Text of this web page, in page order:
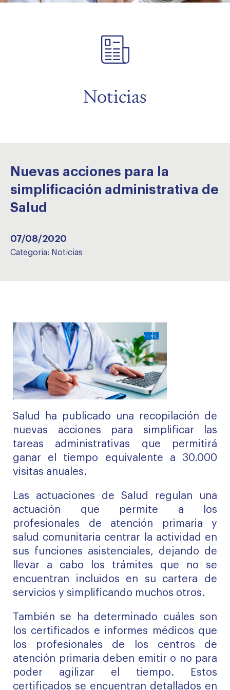
Noticias
Nuevas acciones para la
simplificación administrativa de
Salud
07/08/2020
Categoria: Noticias
Salud ha publicado una recopilación de
nuevas acciones para simplificar las
tareas administrativas que permitirá
ganar el tiempo equivalente a 30.000
visitas anuales.
Las actuaciones de Salud regulan una
actuación que permite a los
profesionales de atención primaria y
salud comunitaria centrar la actividad en
sus funciones asistenciales, dejando de
llevar a cabo los trámites que no se
encuentran incluidos en su cartera de
servicios y simplificando muchos otros.
También se ha determinado cuáles son
los certificados e informes médicos que
los profesionales de los centros de
atención primaria deben emitir o no para
poder agilizar el tiempo. Estos
certificados se encuentran detallados en